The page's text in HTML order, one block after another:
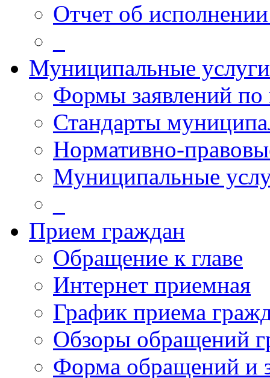
Отчет об
Муниципальные услуги
Формы заявлений
Стандарты
Нормативно-
Муниципальные
Прием граждан
Обращение к главе
Интернет приемная
График приема
Обзоры обращений
Форма обращений и